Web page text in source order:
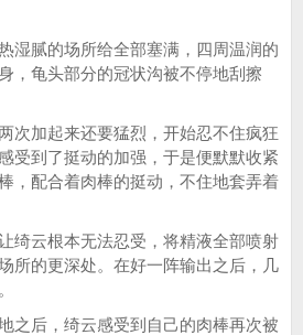
腻的场所给全部塞满，四周温润的
，龟头部分的冠状沟被不停地刮擦
加起来还要猛烈，开始忍不住疯狂
受到了挺动的加强，于是便默默收紧
，配合着肉棒的挺动，不住地套弄着
云根本无法忍受，将精液全部喷射
所的更深处。在好一阵输出之后，几
后，绮云感受到自己的肉棒再次被